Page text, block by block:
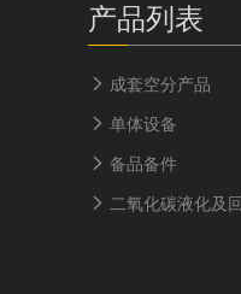
产品列表
成套空分产品
单体设备
备品备件
二氧化碳液化及